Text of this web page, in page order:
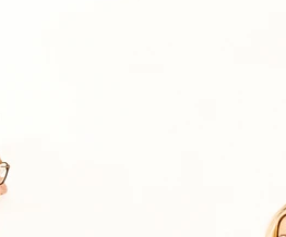
Kliniken für Kinder & Jugendlichen